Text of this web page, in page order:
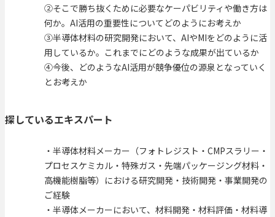
②そこで勝ち抜くために必要なケーパビリティや働き方は
何か。AI活用の重要性についてどのようにお考えか
③半導体材料の研究開発において、AIやMIをどのように活
用しているか。これまでにどのような成果が出ているか
④今後、どのようなAI活用が競争優位の源泉となっていく
とお考えか
探しているエキスパート
・半導体材料メーカー（フォトレジスト・CMPスラリー・
プロセスケミカル・特殊ガス・先端パッケージング材料・
高機能樹脂等）における研究開発・技術開発・事業開発の
ご経験
・半導体メーカーにおいて、材料開発・材料評価・材料導